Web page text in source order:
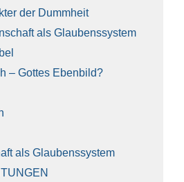
der Dumm­heit
als Glau­bens­sys­tem
– Got­tes Eben­bild?
als Glau­bens­sys­tem